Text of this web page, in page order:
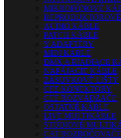
MIKROFÓNOVÉ
AUDIO KÁBLE
PATCH KÁBLE
Y ADAPTÉRY
MIDI KÁBLE
DMX A RIADIACE
NAPÁJACIE KÁBLE
ZÁSUVKOVÉ LIŠTY
CEE KONEKTORY
CEE ROZVÁDZAČE
OSTATNÉ KÁBLE
LIVE MULTIKÁBLE
ŠTÚDIOVÉ
CAT